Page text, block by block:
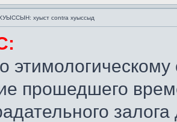
хуыст contra хуыссыд
прошедшего
залога